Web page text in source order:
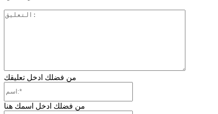
من فضلك ادخل تعليقك
من فضلك ادخل اسمك هنا